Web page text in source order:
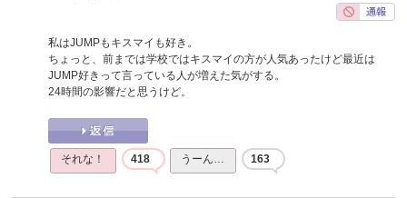
私はJUMPもキスマイも好き。
ちょっと、前までは学校ではキスマイの方が人気あったけど最近は
JUMP好きって言っている人が増えた気がする。
24時間の影響だと思うけど。
それな！ 418 うーん… 163